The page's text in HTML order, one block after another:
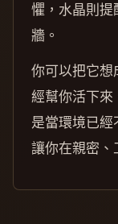
懼，水晶則提
牆。
你可以把它想
經幫你活下來
是當環境已
讓你在親密、